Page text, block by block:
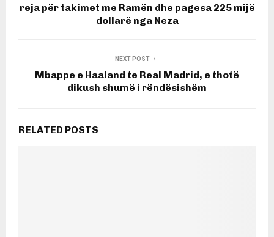
reja për takimet me Ramën dhe pagesa 225 mijë
dollarë nga Neza
NEXT POST
Mbappe e Haaland te Real Madrid, e thotë
dikush shumë i rëndësishëm
RELATED POSTS